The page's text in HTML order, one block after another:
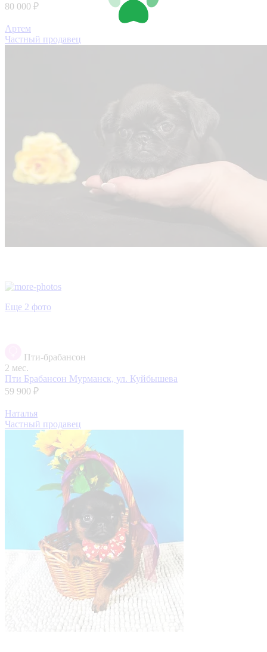
80 000 ₽
Артем
Частный продавец
Еще 2 фото
Пти-брабансон
2 мес.
Пти Брабансон Мурманск, ул. Куйбышева
59 900 ₽
Наталья
Частный продавец